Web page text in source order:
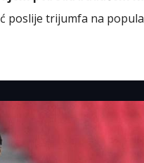
poslije trijumfa na